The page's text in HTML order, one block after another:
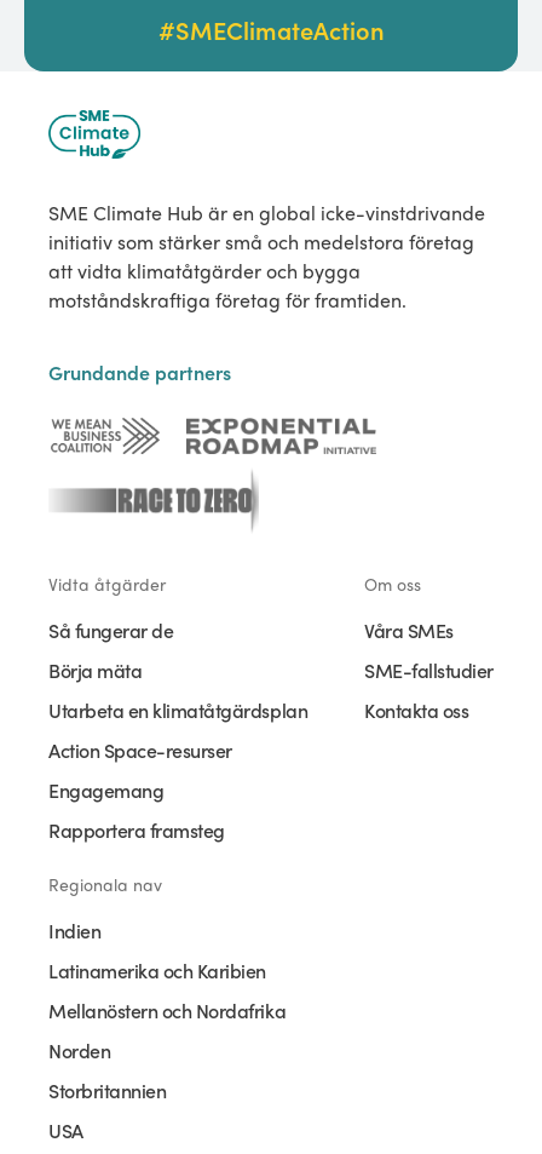
#SMEClimateAction
SME Climate Hub är en global icke-vinstdrivande
initiativ som stärker små och medelstora företag
att vidta klimatåtgärder och bygga
motståndskraftiga företag för framtiden.
Grundande partners
Vidta åtgärder
Så fungerar de
Börja mäta
Utarbeta en klimatåtgärdsplan
Action Space-resurser
Engagemang
Rapportera framsteg
Om oss
Våra SMEs
SME-fallstudier
Kontakta oss
Regionala nav
Indien
Latinamerika och Karibien
Mellanöstern och Nordafrika
Norden
Storbritannien
USA